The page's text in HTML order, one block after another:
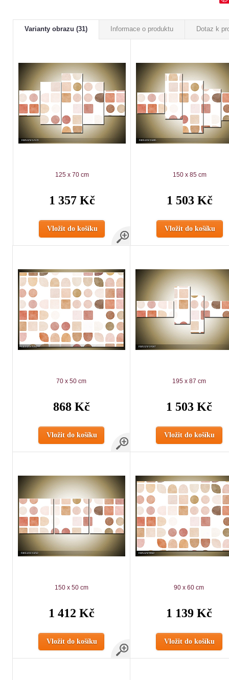
Varianty obrazu (31) Informace o produktu Dotaz k
125 x 70 cm
1 357 Kč
Vložit do košíku
150 x 85 cm
1 503 Kč
Vložit do košíku
70 x 50 cm
868 Kč
Vložit do košíku
195 x 87 cm
1 503 Kč
Vložit do košíku
150 x 50 cm
1 412 Kč
Vložit do košíku
90 x 60 cm
1 139 Kč
Vložit do košíku